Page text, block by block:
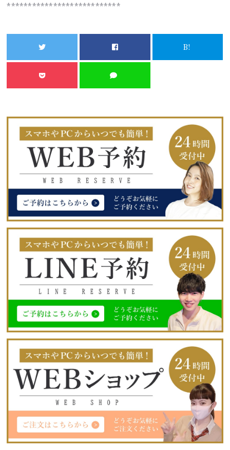
***************************
B!